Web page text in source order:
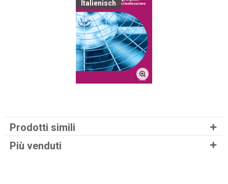
Italienisch
Prodotti simili
Più venduti